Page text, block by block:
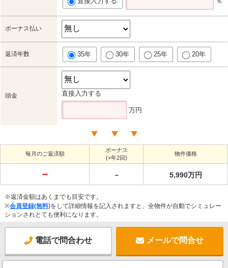
ボーナス払い
返済年数 35年 30年 25年 20年
頭金 直接入力する
万円
毎月のご返済額
ボーナス
(×年2回)
物件価格
－ － 5,990万円
※返済金額はあくまでも目安です。
※会員登録(無料)をして詳細情報を記入されますと、全物件が自動でシミュレー
ションされとても便利になります。
電話で問合わせ メールで問合せ